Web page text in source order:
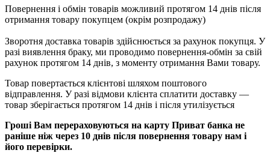
Повернення і обмін товарів можливий протягом 14 днів після
отримання товару покупцем (окрім розпродажу)
Зворотня доставка товарів здійснюється за рахунок покупця. У
разі виявлення браку, ми проводимо повернення-обмін за свій
рахунок протягом 14 днів, з моменту отримання Вами товару.
Товар повертається клієнтові шляхом поштового
відправлення. У разі відмови клієнта сплатити доставку ―
товар зберігається протягом 14 днів і після утилізується
Гроші Вам перераховуються на карту Приват банка не
раніше ніж через 10 днів після повернення товару нам і
його перевірки.